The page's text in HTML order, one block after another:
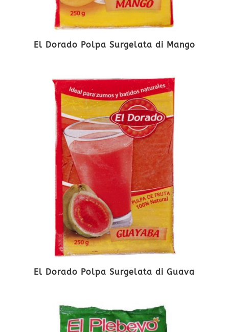
El Dorado Polpa Surgelata di Mango
El Dorado Polpa Surgelata di Guava